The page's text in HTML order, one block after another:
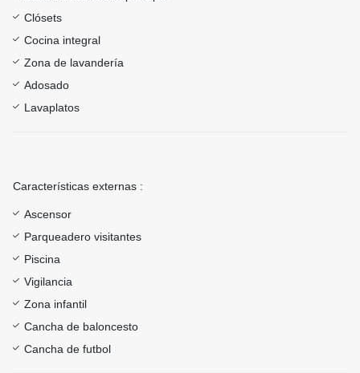
Clósets
Cocina integral
Zona de lavandería
Adosado
Lavaplatos
Características externas :
Ascensor
Parqueadero visitantes
Piscina
Vigilancia
Zona infantil
Cancha de baloncesto
Cancha de futbol